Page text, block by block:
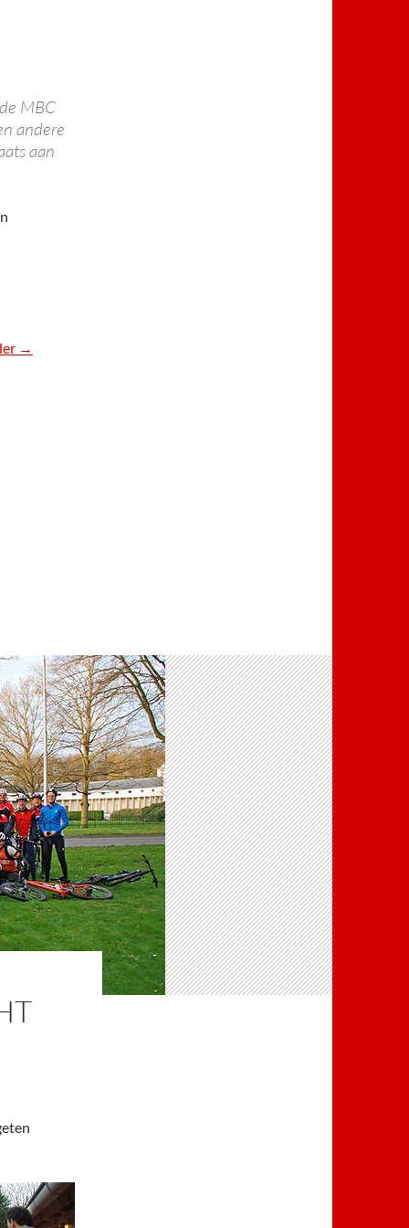
MBC
andere
aan
Vollebuiken toertocht 2016
→